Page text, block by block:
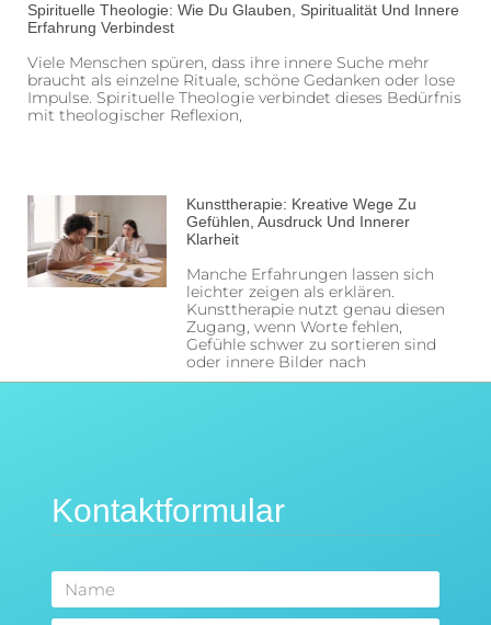
Spirituelle Theologie: Wie Du Glauben, Spiritualität Und Innere
Erfahrung Verbindest
Viele Menschen spüren, dass ihre innere Suche mehr
braucht als einzelne Rituale, schöne Gedanken oder lose
Impulse. Spirituelle Theologie verbindet dieses Bedürfnis
mit theologischer Reflexion,
Kunsttherapie: Kreative Wege Zu
Gefühlen, Ausdruck Und Innerer
Klarheit
Manche Erfahrungen lassen sich
leichter zeigen als erklären.
Kunsttherapie nutzt genau diesen
Zugang, wenn Worte fehlen,
Gefühle schwer zu sortieren sind
oder innere Bilder nach
Kontaktformular